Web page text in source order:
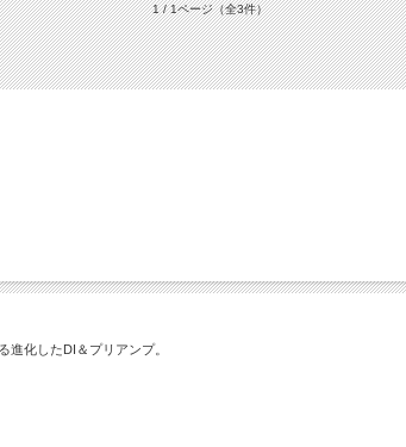
1 / 1ページ（全3件）
進化したDI＆プリアンプ。